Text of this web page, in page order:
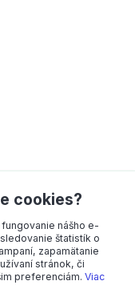
cookies?
nášho e-
štatistík o
zapamätanie
stránok, či
preferenciám. Viac